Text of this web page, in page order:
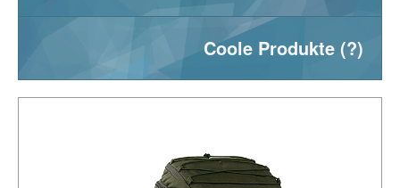
Coole Produkte (?)